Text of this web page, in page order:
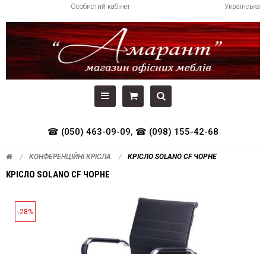
Українська
Особистий кабінет
☎ (050) 463-09-09, ☎ (098) 155-42-68
КОНФЕРЕНЦІЙНІ КРІСЛА КРІСЛО SOLANO CF ЧОРНЕ
КРІСЛО SOLANO CF ЧОРНЕ
-28%